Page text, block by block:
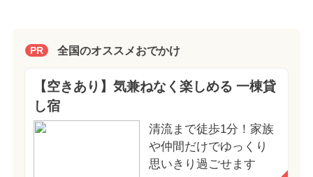
PR 全国のオススメおでかけ
【空きあり】気兼ねなく楽しめる 一棟貸
し宿
清流まで徒歩1分！家族
や仲間だけでゆっくり
思いきり過ごせます